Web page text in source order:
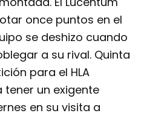
once puntos en el
se deshizo cuando
a su rival. Quinta
para el HLA
tener un exigente
en su visita a